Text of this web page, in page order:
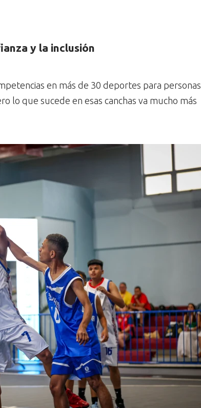
y la inclusión
en más de 30 deportes para personas
lo que sucede en esas canchas va mucho más